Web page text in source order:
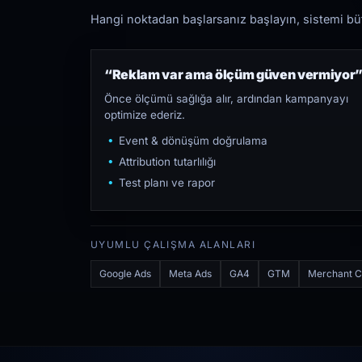
Hangi noktadan başlarsanız başlayın, sistemi
“Reklam var ama ölçüm güven
Önce ölçümü sağlığa alır, ardından kampanyayı
optimize ederiz.
Event & dönüşüm doğrulama
Attribution tutarlılığı
Test planı ve rapor
UYUMLU ÇALIŞMA ALANLARI
Google Ads Meta Ads GA4 GTM Merchant